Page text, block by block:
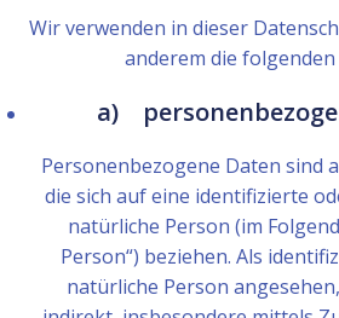
Wir verwenden in dieser
anderem die
a)
Personenbezogene Daten sind
die sich auf eine identifizierte
natürliche Person (im
Person“) beziehen. Als
natürliche Person